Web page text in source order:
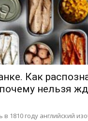
Как
нельзя
1810 году английский